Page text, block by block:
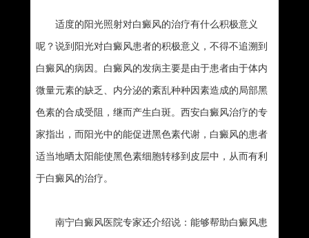
适度的阳光照射对白癜风的治疗有什么积极意义
呢？说到阳光对白癜风患者的积极意义，不得不追溯到
白癜风的病因。白癜风的发病主要是由于患者由于体内
微量元素的缺乏、内分泌的紊乱种种因素造成的局部黑
色素的合成受阻，继而产生白斑。西安白癜风治疗的专
家指出，而阳光中的能促进黑色素代谢，白癜风的患者
适当地晒太阳能使黑色素细胞转移到皮层中，从而有利
于白癜风的治疗。
南宁白癜风医院专家还介绍说：能够帮助白癜风患